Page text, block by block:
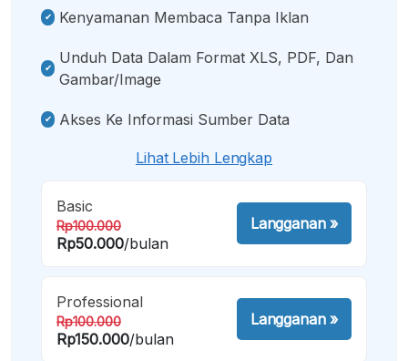
Kenyamanan Membaca Tanpa Iklan
Unduh Data Dalam Format XLS, PDF, Dan
Gambar/image
Akses Ke Informasi Sumber Data
Lihat Lebih Lengkap
Basic
Rp100.000
Rp50.000/bulan
Langganan»
Professional
Rp100.000
Rp150.000/bulan
Langganan»